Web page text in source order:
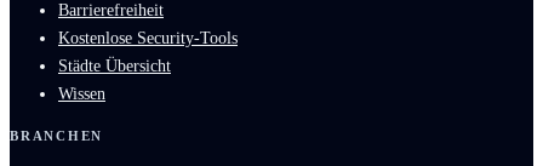
Barrierefreiheit
Kostenlose Security-Tools
Städte Übersicht
Wissen
BRANCHEN